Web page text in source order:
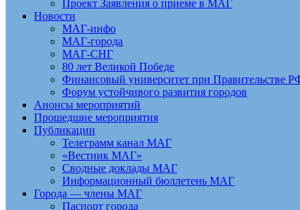
Проект Заявления о приеме в МАГ
Новости
МАГ-инфо
МАГ-города
МАГ-СНГ
80 лет Великой Победе
Финансовый университет при Правительстве
Форум устойчивого развития городов
Анонсы мероприятий
Прошедшие мероприятия
Публикации
Телеграмм канал МАГ
«Вестник МАГ»
Сводные доклады МАГ
Информационный бюллетень МАГ
Города — члены МАГ
Паспорт города